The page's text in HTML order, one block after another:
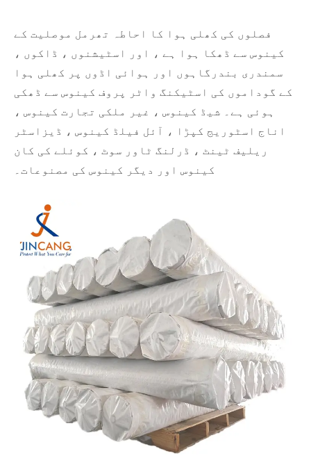
فصلوں کی کھلی ہوا کا احاطہ تھرمل موصلیت کے
کینوس سے ڈھکا ہوا ہے ، اور اسٹیشنوں ، ڈاکوں ،
سمندری بندرگاہوں اور ہوائی اڈوں پر کھلی ہوا
کے گوداموں کی اسٹیکنگ واٹر پروف کینوس سے ڈھکی
ہوئی ہے۔ شیڈ کینوس ، غیر ملکی تجارت کینوس ،
اناج اسٹوریج کپڑا ، آئل فیلڈ کینوس ، ڈیزاسٹر
ریلیف ٹینٹ ، ڈرلنگ ٹاور سوٹ ، کوئلے کی کان
کینوس اور دیگر کینوس کی مصنوعات۔